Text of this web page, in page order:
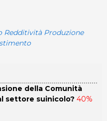
Redditività Produzione
della Comunità
settore suinicolo? 40%